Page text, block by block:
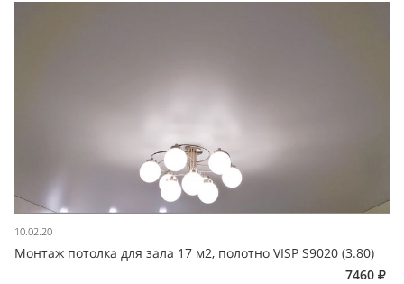
10.02.20
Монтаж потолка для зала 17 м2, полотно VISP S9020 (3.80)
7460